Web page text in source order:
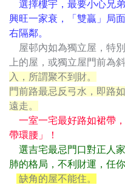
選擇樓宇，最要小心兄
興旺一家衰，「雙贏」局
右隔鄰。
屋邨內如為獨立屋，特
上的屋，或獨立屋門前為斜
入，所謂聚不到財。
門前路最忌反弓水，即路
遠走。
一室一宅最好路如裙帶
帶環腰」！
選吉宅最忌門口對正人
肺的格局，不利財運，任
缺角的屋不能住。